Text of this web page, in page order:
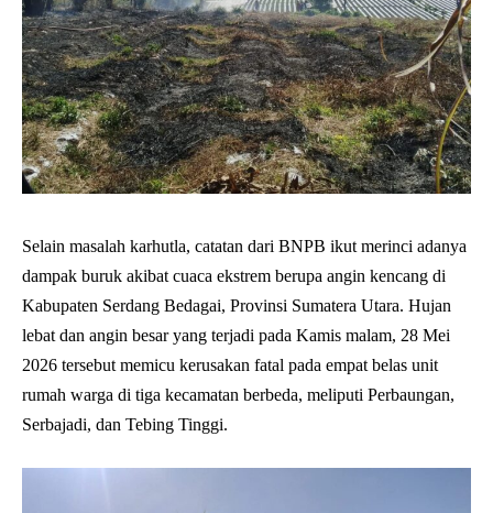
Selain masalah karhutla, catatan dari BNPB ikut merinci adanya
dampak buruk akibat cuaca ekstrem berupa angin kencang di
Kabupaten Serdang Bedagai, Provinsi Sumatera Utara. Hujan
lebat dan angin besar yang terjadi pada Kamis malam, 28 Mei
2026 tersebut memicu kerusakan fatal pada empat belas unit
rumah warga di tiga kecamatan berbeda, meliputi Perbaungan,
Serbajadi, dan Tebing Tinggi.